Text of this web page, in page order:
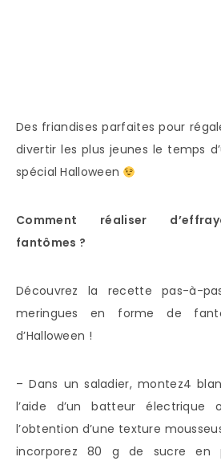
Des friandises parfaites pour
divertir les plus jeunes le temps
spécial Halloween
Comment réaliser
fantômes ?
Découvrez la recette pas-à-
meringues en forme de
d’Halloween !
– Dans un saladier, montez4
l’aide d’un batteur
l’obtention d’une texture
incorporez 80 g de sucre en